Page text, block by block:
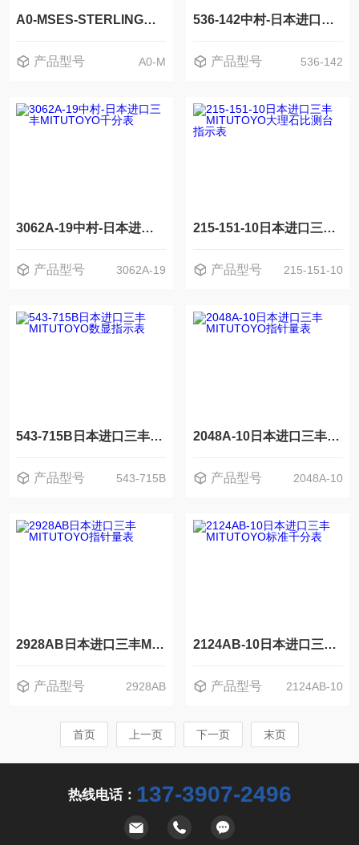
A0-MSES-STERLING斯特林标准橡胶氯丁橡胶软管
产品型号 A0-M
536-142中村-日本进口三丰MITUTOYO游标内卡钳
产品型号 536-142
3062A-19中村-日本进口三丰MITUTOYO千分表
产品型号 3062A-19
215-151-10日本进口三丰MITUTOYO大理石比测台指示表
产品型号 215-151-10
543-715B日本进口三丰MITUTOYO数显指示表
产品型号 543-715B
2048A-10日本进口三丰MITUTOYO指针量表
产品型号 2048A-10
2928AB日本进口三丰MITUTOYO指针量表
产品型号 2928AB
2124AB-10日本进口三丰MITUTOYO标准千分表
产品型号 2124AB-10
首页 上一页 下一页 末页
热线电话： 137-3907-2496